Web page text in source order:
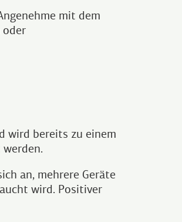
mit dem
oder
wird bereits zu einem
an, mehrere Geräte
wird. Positiver